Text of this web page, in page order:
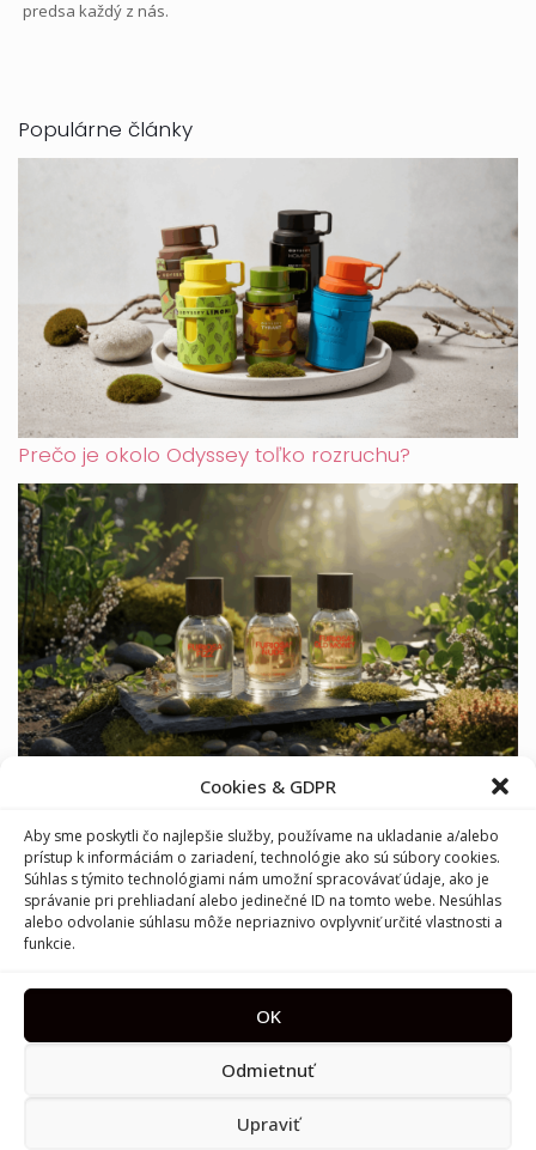
Cookies & GDPR
Aby sme poskytli čo najlepšie služby, používame na ukladanie a/alebo
prístup k informáciám o zariadení, technológie ako sú súbory cookies.
Súhlas s týmito technológiami nám umožní spracovávať údaje, ako je
správanie pri prehliadaní alebo jedinečné ID na tomto webe. Nesúhlas
alebo odvolanie súhlasu môže nepriaznivo ovplyvniť určité vlastnosti a
funkcie.
OK
Odmietnuť
Upraviť
predsa každý z nás.
Populárne články
Prečo je okolo Odyssey toľko rozruchu?
Furiosa: česká značka parfémov, ktorá vonia
French Avenue Vulcan: Baie vs. Feu – ktorá tvár